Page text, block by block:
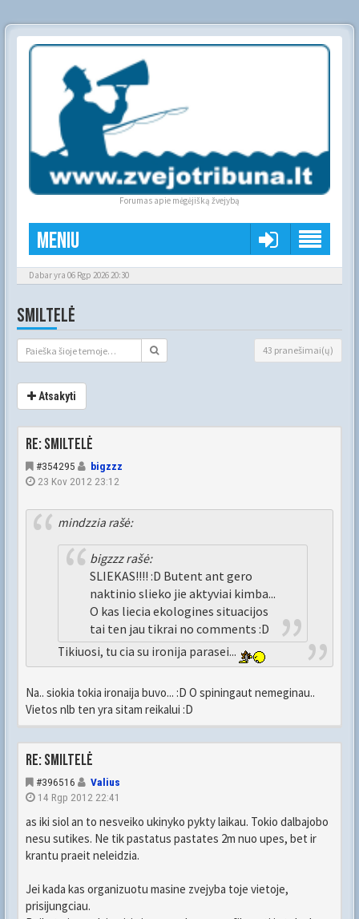
Forumas apie mėgėjišką žvejybą
Meniu
Dabar yra 06 Rgp 2026 20:30
SMILTELĖ
43 pranešimai(ų)
Atsakyti
Re: Smiltelė
#354295
bigzzz
23 Kov 2012 23:12
mindzzia rašė:
bigzzz rašė:
SLIEKAS!!!! :D Butent ant gero
naktinio slieko jie aktyviai kimba...
O kas liecia ekologines situacijos
tai ten jau tikrai no comments :D
Tikiuosi, tu cia su ironija parasei...
Na.. siokia tokia ironaija buvo... :D O spiningaut nemeginau..
Vietos nlb ten yra sitam reikalui :D
Re: Smiltelė
#396516
Valius
14 Rgp 2012 22:41
as iki siol an to nesveiko ukinyko pykty laikau. Tokio dalbajobo
nesu sutikes. Ne tik pastatus pastates 2m nuo upes, bet ir
krantu praeit neleidzia.
Jei kada kas organizuotu masine zvejyba toje vietoje,
prisijungciau.